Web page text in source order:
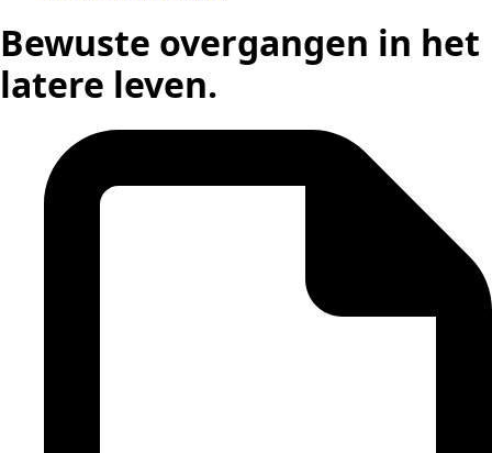
Bewuste overgangen in het
latere leven.